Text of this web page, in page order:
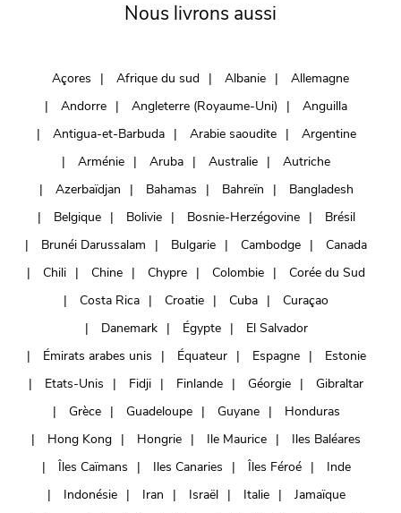
Nous livrons aussi
Açores Afrique du sud Albanie
Allemagne
Andorre
Angleterre (Royaume-Uni)
Anguilla
Antigua-et-Barbuda
Arabie saoudite
Argentine
Arménie
Aruba Australie
Autriche
Azerbaïdjan
Bahamas Bahreïn
Bangladesh
Belgique
Bolivie Bosnie-Herzégovine
Brésil
Brunéi Darussalam
Bulgarie Cambodge
Canada
Chili
Chine Chypre Colombie
Corée du Sud
Costa Rica
Croatie Cuba
Curaçao
Danemark
Égypte
El Salvador
Émirats arabes unis
Équateur Espagne
Estonie
Etats-Unis
Fidji Finlande Géorgie
Gibraltar
Grèce
Guadeloupe Guyane
Honduras
Hong Kong
Hongrie Ile Maurice
Iles Baléares
Îles Caïmans
Iles Canaries Îles Féroé
Inde
Indonésie
Iran Israël Italie
Jamaïque